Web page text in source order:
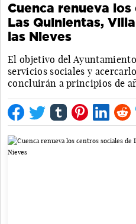
Cuenca renueva
Las Quinientas,
las Nieves
El objetivo del
servicios sociales y
concluirán a principios de